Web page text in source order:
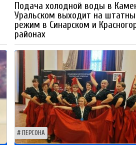
Подача холодной воды в
Уральском выходит на
режим в Синарском и
районах
ПЕРСОНА